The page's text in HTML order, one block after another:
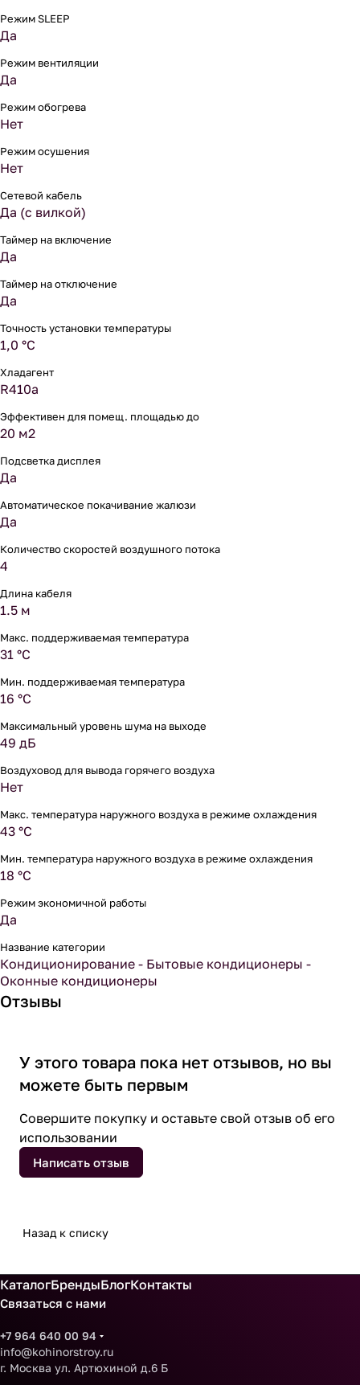
Режим SLEEP
Да
Режим вентиляции
Да
Режим обогрева
Нет
Режим осушения
Нет
Сетевой кабель
Да (с вилкой)
Таймер на включение
Да
Таймер на отключение
Да
Точность установки температуры
1,0 °С
Хладагент
R410a
Эффективен для помещ. площадью до
20 м2
Подсветка дисплея
Да
Автоматическое покачивание жалюзи
Да
Количество скоростей воздушного потока
4
Длина кабеля
1.5 м
Макс. поддерживаемая температура
31 °С
Мин. поддерживаемая температура
16 °С
Максимальный уровень шума на выходе
49 дБ
Воздуховод для вывода горячего воздуха
Нет
Макс. температура наружного воздуха в режиме охлаждения
43 °С
Мин. температура наружного воздуха в режиме охлаждения
18 °С
Режим экономичной работы
Да
Название категории
Кондиционирование - Бытовые кондиционеры -
Оконные кондиционеры
Отзывы
У этого товара пока нет отзывов, но вы
можете быть первым
Совершите покупку и оставьте свой отзыв об его
использовании
Написать отзыв
Назад к списку
КаталогБрендыБлогКонтакты
Связаться с нами
+7 964 640 00 94
info@kohinorstroy.ru
г. Москва ул. Артюхиной д.6 Б